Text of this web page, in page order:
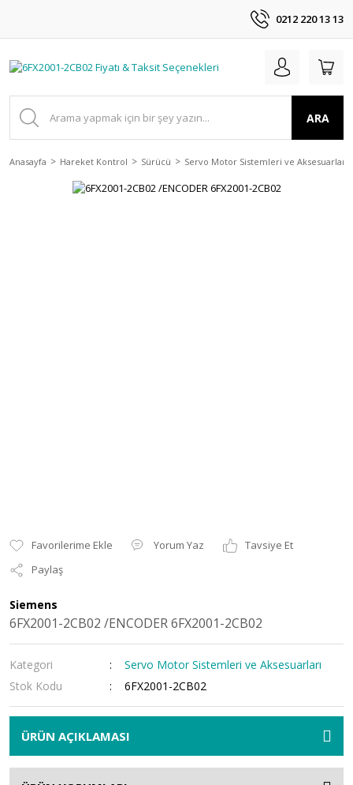
0212 220 13 13
ARA
Anasayfa Hareket Kontrol Sürücü Servo Motor Sistemleri ve Aksesuarları
Yorum Yaz
Tavsiye Et
Paylaş
Siemens
6FX2001-2CB02 /ENCODER 6FX2001-2CB02
Kategori
Servo Motor Sistemleri ve Aksesuarları
Stok Kodu
6FX2001-2CB02
ÜRÜN AÇIKLAMASI